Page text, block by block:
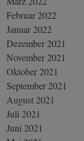
Februar 2022
Januar 2022
Dezember 2021
November 2021
Oktober 2021
September 2021
August 2021
Juli 2021
Juni 2021